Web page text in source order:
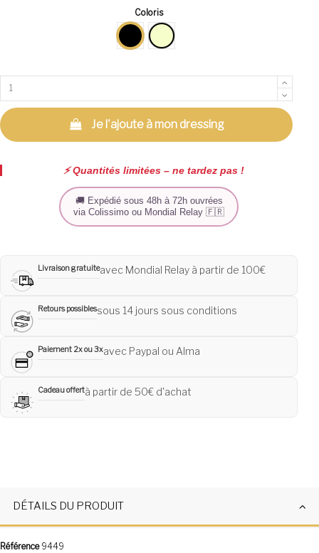
Coloris
Noir
Crème
Je l'ajoute à mon dressing
⚡️ Quantités limitées – ne tardez pas !
🚚 Expédié sous 48h à 72h ouvrées
via Colissimo ou Mondial Relay 🇫🇷
Livraison gratuiteavec Mondial Relay à partir de 100€
Retours possiblessous 14 jours sous conditions
Paiement 2x ou 3xavec Paypal ou Alma
Cadeau offertà partir de 50€ d'achat
DÉTAILS DU PRODUIT
Référence 9449